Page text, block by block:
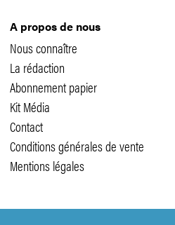
A propos de nous
Nous connaître
La rédaction
Abonnement papier
Kit Média
Contact
Conditions générales de vente
Mentions légales